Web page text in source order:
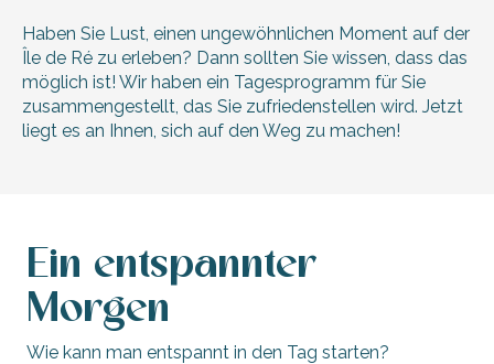
Haben Sie Lust, einen ungewöhnlichen Moment auf der
Île de Ré zu erleben? Dann sollten Sie wissen, dass das
möglich ist! Wir haben ein Tagesprogramm für Sie
zusammengestellt, das Sie zufriedenstellen wird. Jetzt
liegt es an Ihnen, sich auf den Weg zu machen!
Ein entspannter
Morgen
Wie kann man entspannt in den Tag starten?